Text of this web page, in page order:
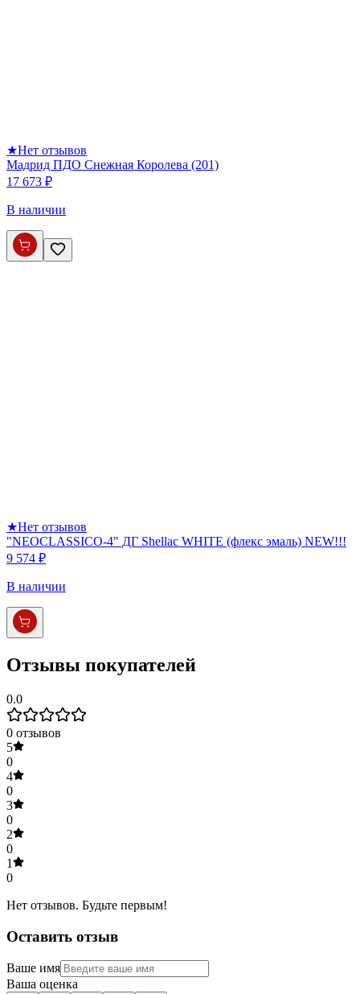
★Нет отзывов
Мадрид ПДО Снежная Королева (201)
17 673 ₽
В наличии
★Нет отзывов
"NEOCLASSICO-4" ДГ Shellac WHITE (флекс эмаль) NEW!!!
9 574 ₽
В наличии
Отзывы покупателей
0.0
0 отзывов
5
0
4
0
3
0
2
0
1
0
Нет отзывов. Будьте первым!
Оставить отзыв
Ваше имя
Ваша оценка